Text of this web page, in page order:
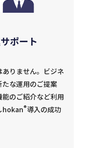
ポート
りません。ビジネ
たな運用のご提案
のご紹介など利用
hokan®導入の成功